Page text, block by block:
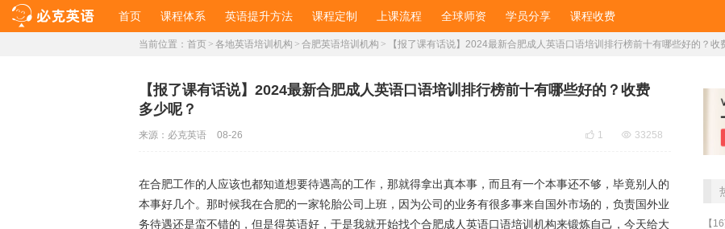
首页 课程体系 英语提升方法 课程定制 上课流程 全球师资 学员分享 课程收费
当前位置： 首页 > 各地英语培训机构 > 合肥英语培训机构 > 【报了课有话说】2024最新合肥成人英语口语培训排行榜前十有哪些好的？收
​【报了课有话说】2024最新合肥成人英语口语培训排行榜前十有哪些好的？收费
多少呢？
 1  33258
来源： 必克英语 08-26
在合肥工作的人应该也都知道想要待遇高的工作，那就得拿出真本事，而且有一个本事还不够，毕竟别人的
本事好几个。那时候我在合肥的一家轮胎公司上班，因为公司的业务有很多事来自国外市场的，负责国外业
务待遇还是蛮不错的，但是得英语好，于是我就开始找个合肥成人英语口语培训机构来锻炼自己，今天给大